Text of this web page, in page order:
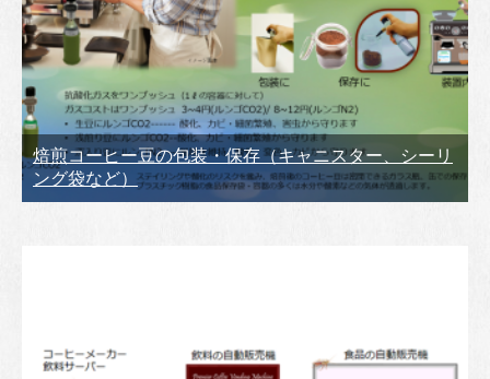
焙煎コーヒー豆の包装・保存（キャニスター、シーリ
ング袋など）